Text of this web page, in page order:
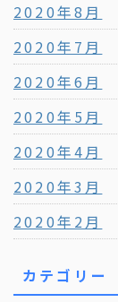
2020年8月
2020年7月
2020年6月
2020年5月
2020年4月
2020年3月
2020年2月
カテゴリー